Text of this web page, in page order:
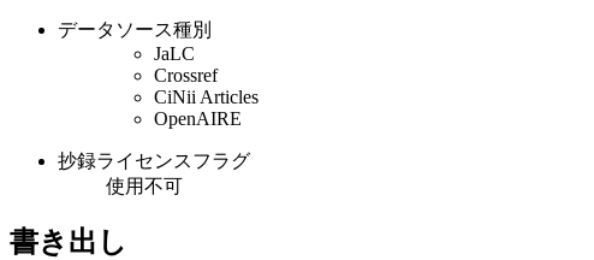
データソース種別
JaLC
Crossref
CiNii Articles
OpenAIRE
抄録ライセンスフラグ
使用不可
書き出し